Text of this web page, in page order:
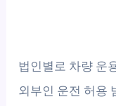
법인별로 차량 운
외부인 운전 허용